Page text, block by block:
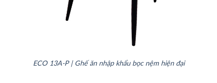
ECO 13A-P | Ghế ăn nhập khẩu bọc nệm hiện đại